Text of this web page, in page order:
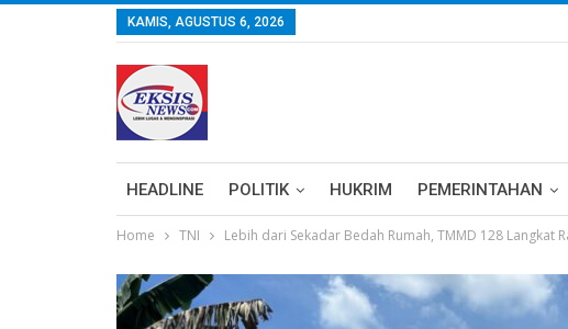
KAMIS, AGUSTUS 6, 2026
HEADLINE POLITIK HUKRIM PEMERINTAHAN
Home TNI Lebih dari Sekadar Bedah Rumah, TMMD 128 Langkat